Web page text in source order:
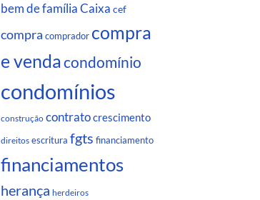
bem de família Caixa cef
compra comprador compra
e vendacondomínio
condomínios
construção contratocrescimento
direitos escritura fgts financiamento
financiamentos
herança herdeiros